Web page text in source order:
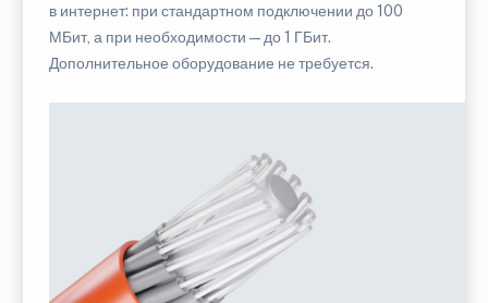
в интернет: при стандартном подключении до 100
МБит, а при необходимости — до 1 ГБит.
Дополнительное оборудование не требуется.